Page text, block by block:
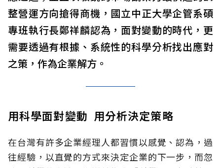
整營運方向搶得商機，國立中正大學企管系碩
專班執行長鄭祥麟認為，面對變動的時代，更
需要透過有根據、系統性的科學分析找出應對
之策，作為企業解方。
用科學面對變動 用分析決定策略
在台灣有許多企業經理人都習慣以感覺、認為，過
往經驗，以直覺的方式來決定企業的下一步，而忽